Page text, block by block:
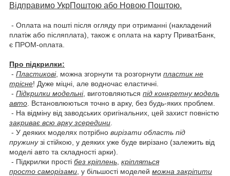
Відправимо УкрПоштою або Новою Поштою.
- Оплата на пошті після огляду при отриманні (накладений
платіж або післяплата), також є оплата на карту ПриватБанк,
є ПРОМ-оплата.
Про підкрилки:
- Пластикові, можна згорнути та розгорнути пластик не
трісне! Дуже міцні, але водночас еластичні.
- Підкрилки модельні, виготовляються під конкретну модель
авто . Встановлюються точно в арку, без будь-яких проблем.
- На відміну від заводських оригінальних, цей захист повністю
закриває всю арку зсередини
- У деяких моделях потрібно вирізати область під
пружинузі стійкою, у деяких уже буде вирізано (залежить від
моделі авто та складності арки).
- Підкрилки прості без кріплень кріпляться
просто саморізами , у більшості моделей можна закріпити